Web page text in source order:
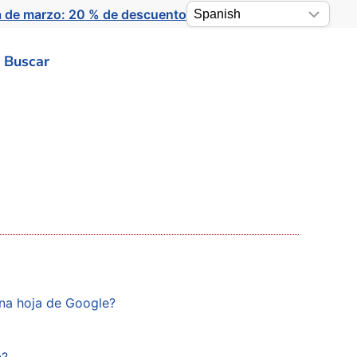
de marzo: 20 % de descuento
Buscar
hoja de Google?